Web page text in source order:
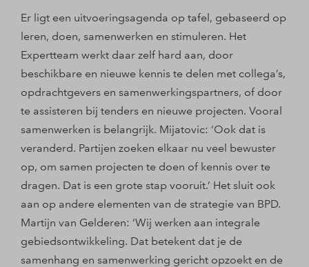
Er ligt een uitvoeringsagenda op tafel, gebaseerd op
leren, doen, samenwerken en stimuleren. Het
Expertteam werkt daar zelf hard aan, door
beschikbare en nieuwe kennis te delen met collega’s,
opdrachtgevers en samenwerkingspartners, of door
te assisteren bij tenders en nieuwe projecten. Vooral
samenwerken is belangrijk. Mijatovic: ‘Ook dat is
veranderd. Partijen zoeken elkaar nu veel bewuster
op, om samen projecten te doen of kennis over te
dragen. Dat is een grote stap vooruit.’ Het sluit ook
aan op andere elementen van de strategie van BPD.
Martijn van Gelderen: ‘Wij werken aan integrale
gebiedsontwikkeling. Dat betekent dat je de
samenhang en samenwerking gericht opzoekt en de